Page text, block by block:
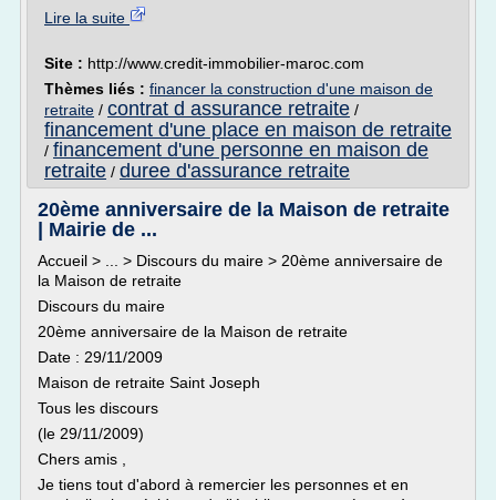
Lire la suite
Site : http://www.credit-immobilier-maroc.com
Thèmes liés : financer la construction d'une maison de
retraite / contrat d assurance retraite /
financement d'une place en maison de retraite
/ financement d'une personne en maison de
retraite / duree d'assurance retraite
20ème anniversaire de la Maison de retraite
| Mairie de ...
Accueil > ... > Discours du maire > 20ème anniversaire de
la Maison de retraite
Discours du maire
20ème anniversaire de la Maison de retraite
Date : 29/11/2009
Maison de retraite Saint Joseph
Tous les discours
(le 29/11/2009)
Chers amis ,
Je tiens tout d'abord à remercier les personnes et en